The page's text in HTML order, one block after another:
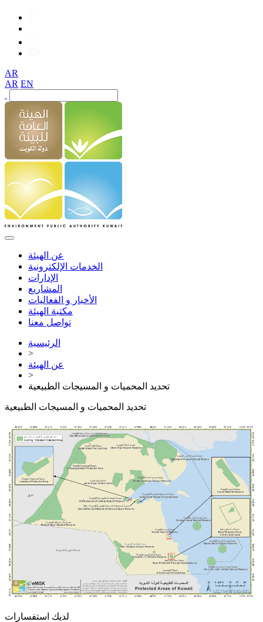
AR
AR EN
عن الهيئة
الخدمات الإلكترونية
الإدارات
المشاريع
الأخبار و الفعاليات
مكتبة الهيئة
تواصل معنا
الرئيسية
>
عن الهيئة
>
تحديد المحميات و المسيجات الطبيعية
تحديد المحميات و المسيجات الطبيعية
لديك استفسارات